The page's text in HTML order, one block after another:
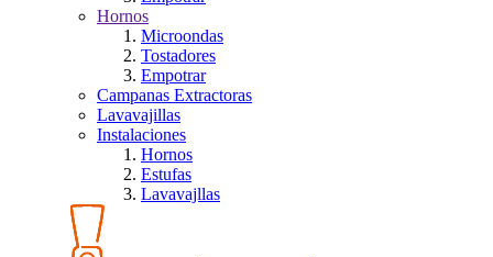
Hornos
Microondas
Tostadores
Empotrar
Campanas Extractoras
Lavavajillas
Instalaciones
Hornos
Estufas
Lavavajllas